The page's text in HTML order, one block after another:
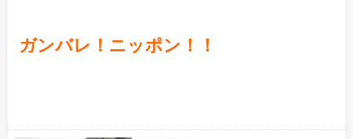
ガンバレ！ニッポン！！